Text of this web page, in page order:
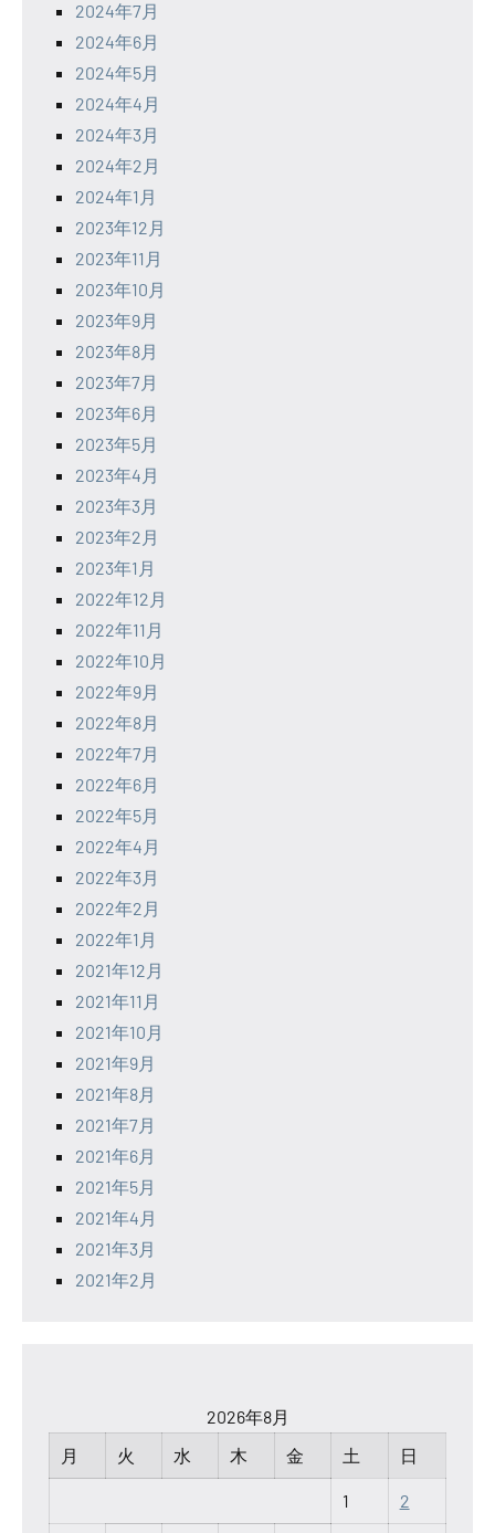
2024年7月
2024年6月
2024年5月
2024年4月
2024年3月
2024年2月
2024年1月
2023年12月
2023年11月
2023年10月
2023年9月
2023年8月
2023年7月
2023年6月
2023年5月
2023年4月
2023年3月
2023年2月
2023年1月
2022年12月
2022年11月
2022年10月
2022年9月
2022年8月
2022年7月
2022年6月
2022年5月
2022年4月
2022年3月
2022年2月
2022年1月
2021年12月
2021年11月
2021年10月
2021年9月
2021年8月
2021年7月
2021年6月
2021年5月
2021年4月
2021年3月
2021年2月
2026年8月
月
火 水 木 金 土 日
1 2